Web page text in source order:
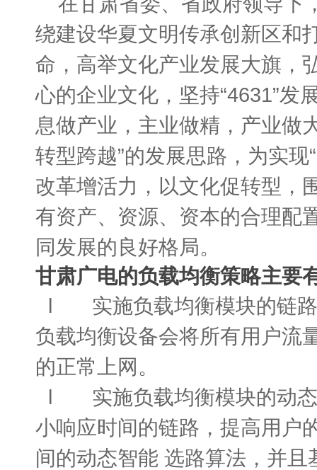
绕建设华夏文明传承创新区和
命，高举文化产业发展大旗，
心的企业文化，坚持“4631”发
息做产业，主业做精，产业做
转型跨越”的发展思路，为实
改革增活力，以文化促转型，
有资产、资源、资本的合理配
同发展的良好格局。
甘肃广电的负载均衡策略主要
l 实施负载均衡模块的链路
负载均衡设备会将所有用户流
的正常上网。
l 实施负载均衡模块的动态
小响应时间的链路，提高用户
间的动态智能 选路算法，并